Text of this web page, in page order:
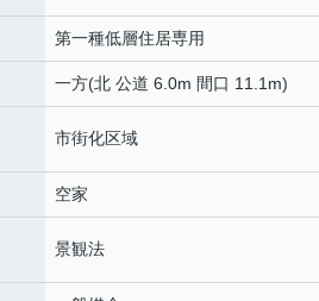
第一種低層住居専用
一方(北 公道 6.0m 間口 11.1m)
市街化区域
空家
景観法